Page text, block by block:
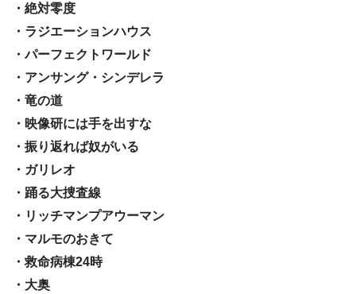
・絶対零度
・ラジエーションハウス
・パーフェクトワールド
・アンサング・シンデレラ
・竜の道
・映像研には手を出すな
・振り返れば奴がいる
・ガリレオ
・踊る大捜査線
・リッチマンプアウーマン
・マルモのおきて
・救命病棟24時
・大奥